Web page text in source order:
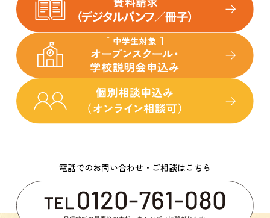
電話でのお問い合わせ・ご相談はこちら